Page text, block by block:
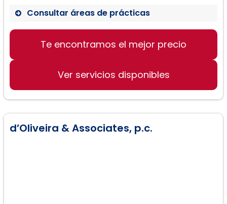
Consultar áreas de prácticas
Representación legal para menores
automovilísticos
Soporte legal para procesos de
negociaciones con aseguradoras
Te encontramos el mejor precio
Ver servicios disponibles
d’Oliveira & Associates, p.c.